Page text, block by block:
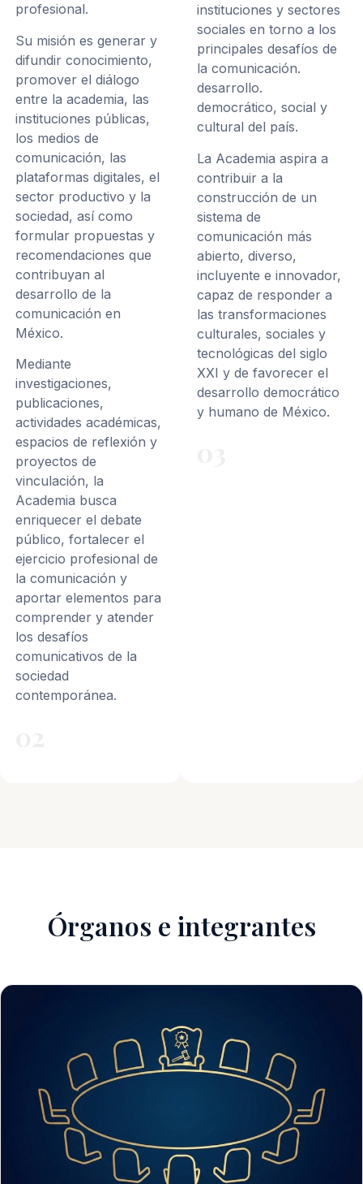
profesional.
Su misión es generar y
difundir conocimiento,
promover el diálogo
entre la academia, las
instituciones públicas,
los medios de
comunicación, las
plataformas digitales, el
sector productivo y la
sociedad, así como
formular propuestas y
recomendaciones que
contribuyan al
desarrollo de la
comunicación en
México.
Mediante
investigaciones,
publicaciones,
actividades académicas,
espacios de reflexión y
proyectos de
vinculación, la
Academia busca
enriquecer el debate
público, fortalecer el
ejercicio profesional de
la comunicación y
aportar elementos para
comprender y atender
los desafíos
comunicativos de la
sociedad
contemporánea.
instituciones y sectores
sociales en torno a los
principales desafíos de
la comunicación.
desarrollo.
democrático, social y
cultural del país.
La Academia aspira a
contribuir a la
construcción de un
sistema de
comunicación más
abierto, diverso,
incluyente e innovador,
capaz de responder a
las transformaciones
culturales, sociales y
tecnológicas del siglo
XXI y de favorecer el
desarrollo democrático
y humano de México.
Órganos e integrantes